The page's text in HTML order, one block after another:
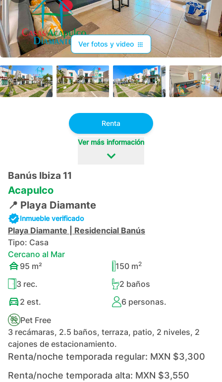
Ver fotos y video
Renta
Ver más información
Banús Ibiza 11
Acapulco
📍 Playa Diamante
Inmueble verificado
Playa Diamante
Residencial Banús
Tipo: Casa
Cercano al Mar
95 m² 150m2
3 rec. 2 baños
2 est. 6personas.
Pet Free
3 recámaras, 2.5 baños, terraza, patio, 2 niveles, 2
cajones de estacionamiento.
Renta/noche temporada regular: MXN $3,300
Renta/noche temporada alta: MXN $3,550